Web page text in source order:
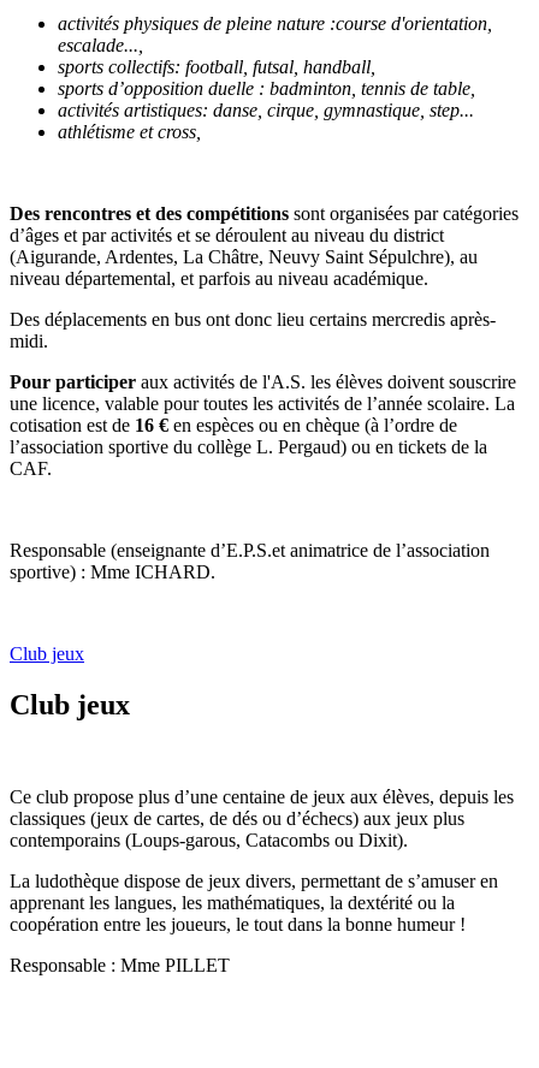
activités physiques de pleine nature :course d'orientation,
escalade...,
sports collectifs: football, futsal, handball,
sports d’opposition duelle : badminton, tennis de table,
activités artistiques: danse, cirque, gymnastique, step...
athlétisme et cross,
Des rencontres et des compétitions sont organisées par catégories
d’âges et par activités et se déroulent au niveau du district
(Aigurande, Ardentes, La Châtre, Neuvy Saint Sépulchre), au
niveau départemental, et parfois au niveau académique.
Des déplacements en bus ont donc lieu certains mercredis après-
midi.
Pour participer aux activités de l'A.S. les élèves doivent souscrire
une licence, valable pour toutes les activités de l’année scolaire. La
cotisation est de 16 € en espèces ou en chèque (à l’ordre de
l’association sportive du collège L. Pergaud) ou en tickets de la
CAF.
Responsable (enseignante d’E.P.S.et animatrice de l’association
sportive) : Mme ICHARD.
Club jeux
Club jeux
Ce club propose plus d’une centaine de jeux aux élèves, depuis les
classiques (jeux de cartes, de dés ou d’échecs) aux jeux plus
contemporains (Loups-garous, Catacombs ou Dixit).
La ludothèque dispose de jeux divers, permettant de s’amuser en
apprenant les langues, les mathématiques, la dextérité ou la
coopération entre les joueurs, le tout dans la bonne humeur !
Responsable : Mme PILLET